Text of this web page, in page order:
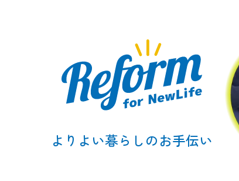
よりよい暮らしのお手伝い